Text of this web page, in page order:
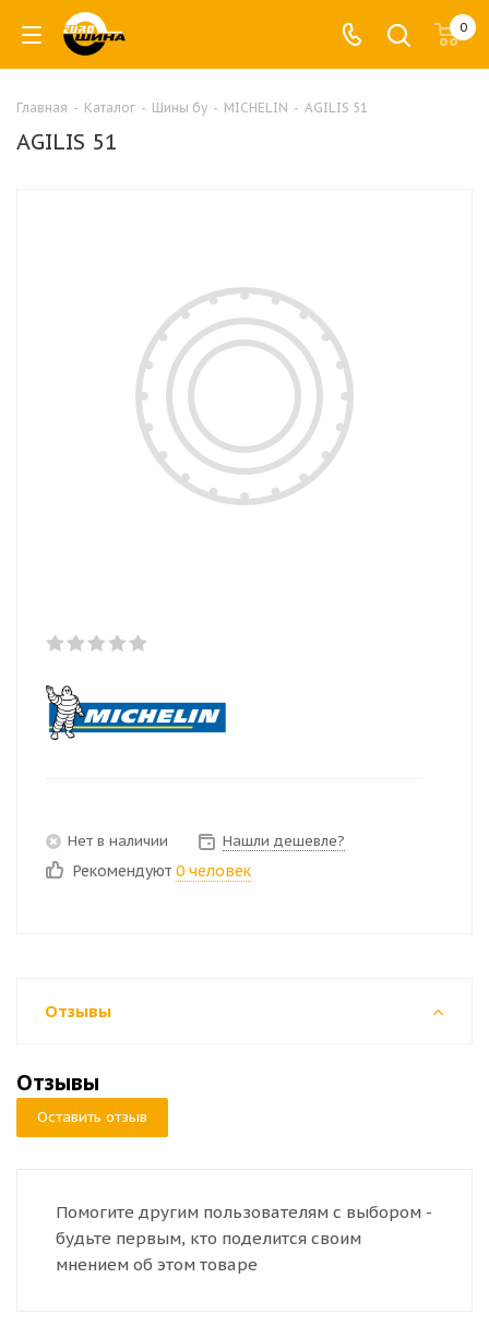
0
Главная - Каталог - Шины бу - MICHELIN - AGILIS 51
AGILIS 51
Нет в наличии Нашли дешевле?
Рекомендуют 0 человек
Отзывы
Отзывы
Оставить отзыв
Помогите другим пользователям с выбором -
будьте первым, кто поделится своим
мнением об этом товаре